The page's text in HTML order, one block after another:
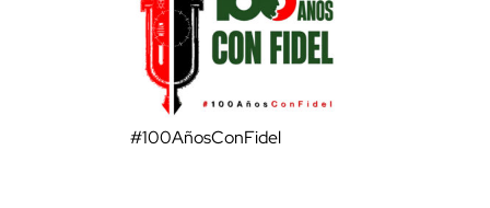
#100AñosConFidel